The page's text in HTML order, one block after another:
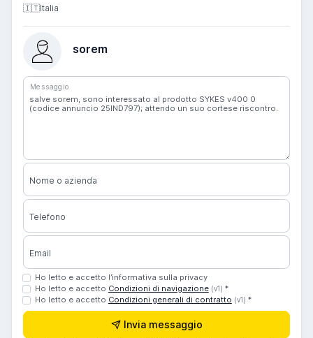
🇮🇹Italia
sorem
Messaggio
Nome o azienda
Telefono
Email
Ho letto e accetto l’informativa sulla privacy
Ho letto e accetto Condizioni di navigazione (v1) *
Ho letto e accetto Condizioni generali di contratto (v1) *
Invia messaggio